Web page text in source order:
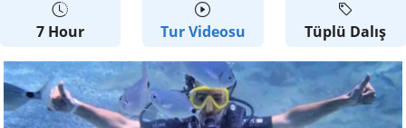
7 Hour Tur Videosu Tüplü Dalış